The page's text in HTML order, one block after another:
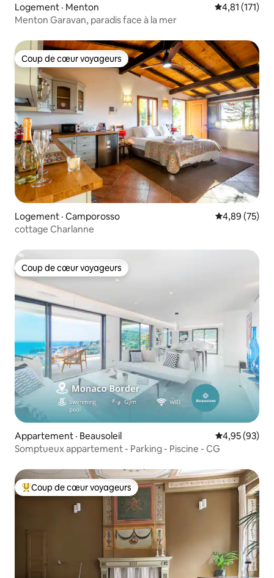
Logement · Menton Note
4,81 (171)
Menton Garavan, paradis face à la mer
Coup de cœur voyageurs
Coup de cœur voyageurs
Logement · Camporosso Note
4,89 (75)
cottage Charlanne
Coup de cœur voyageurs
Coup de cœur voyageurs
Appartement · Beausoleil Note
4,95 (93)
Somptueux appartement - Parking - Piscine - CG
Coup de cœur voyageurs parmi les plus aimés
Coup de cœur voyageurs